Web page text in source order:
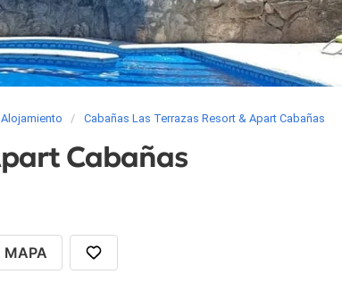
Alojamiento Cabañas Las Terrazas Resort & Apart Cabañas
Cabañas
MAPA